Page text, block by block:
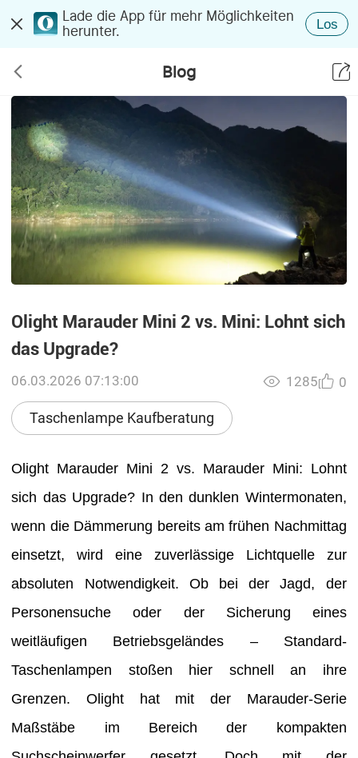
Lade die App für mehr Möglichkeiten
herunter.
Los
Blog
Olight Marauder Mini 2 vs. Mini: Lohnt sich
das Upgrade?
06.03.2026 07:13:00
Taschenlampe Kaufberatung
1285 0
Olight Marauder Mini 2 vs. Marauder Mini: Lohnt
sich das Upgrade? In den dunklen Wintermonaten,
wenn die Dämmerung bereits am frühen Nachmittag
einsetzt, wird eine zuverlässige Lichtquelle zur
absoluten Notwendigkeit. Ob bei der Jagd, der
Personensuche oder der Sicherung eines
weitläufigen Betriebsgeländes – Standard-
Taschenlampen stoßen hier schnell an ihre
Grenzen. Olight hat mit der Marauder-Serie
Maßstäbe im Bereich der kompakten